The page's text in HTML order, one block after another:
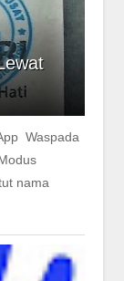
Waspada
nama